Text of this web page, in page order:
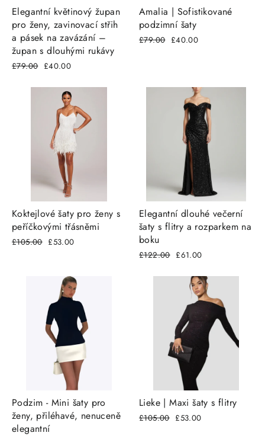
Elegantní květinový župan
pro ženy, zavinovací střih
a pásek na zavázání –
župan s dlouhými rukávy
Běžná
£79.00 Snížená
£40.00
Amalia | Sofistikované
podzimní šaty
Běžná
£79.00 Snížená
£40.00
Koktejlové šaty pro ženy s
peříčkovými třásněmi
Běžná
£105.00 Snížená
£53.00
Elegantní dlouhé večerní
šaty s flitry a rozparkem na
boku
Běžná
£122.00 Snížená
£61.00
Podzim - Mini šaty pro
ženy, přiléhavé, nenuceně
elegantní
Lieke | Maxi šaty s flitry
Běžná
£105.00 Snížená
£53.00